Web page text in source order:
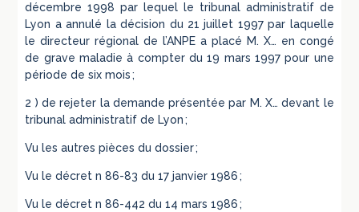
décembre 1998 par lequel le tribunal administratif de
Lyon a annulé la décision du 21 juillet 1997 par laquelle
le directeur régional de l’ANPE a placé M. X… en congé
de grave maladie à compter du 19 mars 1997 pour une
période de six mois ;
2 ) de rejeter la demande présentée par M. X… devant le
tribunal administratif de Lyon ;
Vu les autres pièces du dossier ;
Vu le décret n 86-83 du 17 janvier 1986 ;
Vu le décret n 86-442 du 14 mars 1986 ;